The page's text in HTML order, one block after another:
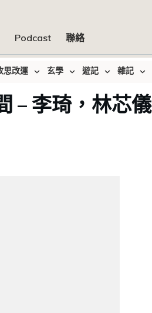
Podcast 聯絡
思改運 玄學 遊記 雜記
– 李琦，林芯儀